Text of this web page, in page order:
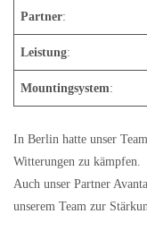
Partner:
Leistung:
Mountingsystem:
In Berlin hatte unser
Witterungen zu kämpfen.
Auch unser Partner
unserem Team zur